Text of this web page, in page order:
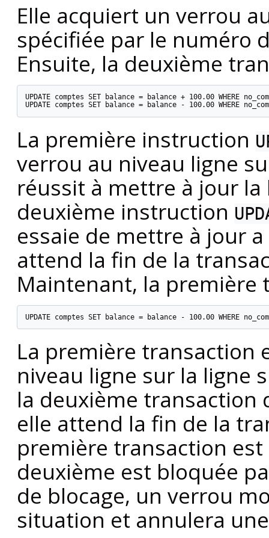
Elle acquiert un verrou
spécifiée par le numéro
Ensuite, la deuxième
UPDATE comptes SET balance = balance + 100.00 WHERE
UPDATE comptes SET balance = balance - 100.00 WHERE
La première instruction
verrou au niveau ligne
réussit à mettre à jour
deuxième instruction
essaie de mettre à jour
attend la fin de la
Maintenant, la première
UPDATE comptes SET balance = balance - 100.00 WHERE
La première transaction
niveau ligne sur la ligne
la deuxième transaction
elle attend la fin de la
première transaction
deuxième est bloquée
de blocage, un verrou
situation et annulera